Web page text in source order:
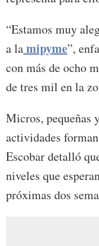
“Estamos muy
a lamipyme”,
con más de ocho
de tres mil en la
Micros, pequeñas
actividades
Escobar detalló
niveles que
próximas dos